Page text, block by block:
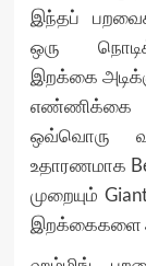
இந்தப்
ஒரு
இறக்கை
எண்ணிக்கை
ஒவ்வொரு
உதாரணமாக
முறையும்
இறக்கைகளை